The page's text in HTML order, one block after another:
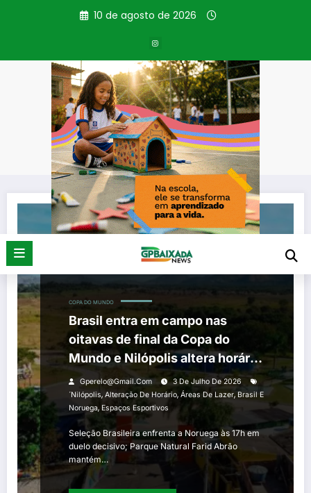
10 de agosto de 2026
Tag: Brasil e Noruega
Página inicial Brasil e Noruega
COPA DO MUNDO
Brasil entra em campo nas
oitavas de final da Copa do
Mundo e Nilópolis altera horário
de espaços esportivos e de
lazer neste domingo
Gperelo@gmail.com
3 De Julho De 2026
´Nilópolis, Alteração De Horário, Áreas De Lazer, Brasil E
Noruega, Espaços Esportivos
Seleção Brasileira enfrenta a Noruega às 17h em
duelo decisivo; Parque Natural Farid Abrão
mantém…